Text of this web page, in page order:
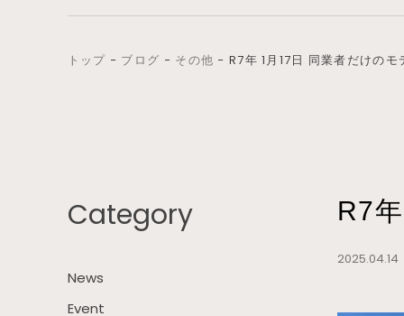
トップ − ブログ − その他 − R7年 1月17日 同業者だけの
Category
News
Event
R7